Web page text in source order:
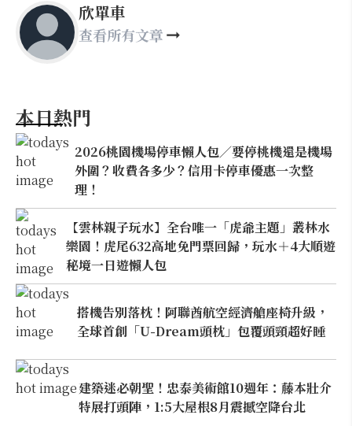
欣單車
查看所有文章
本日熱門
2026桃園機場停車懶人包／要停桃機還是機場
外圍？收費各多少？信用卡停車優惠一次整
理！
【雲林親子玩水】全台唯一「虎爺主題」叢林水
樂園！虎尾632高地免門票回歸，玩水＋4大順遊
秘境一日遊懶人包
搭機告別落枕！阿聯酋航空經濟艙座椅升級，
全球首創「U-Dream頭枕」包覆頭頸超好睡
建築迷必朝聖！忠泰美術館10週年：藤本壯介
特展打頭陣，1:5大屋根8月震撼空降台北